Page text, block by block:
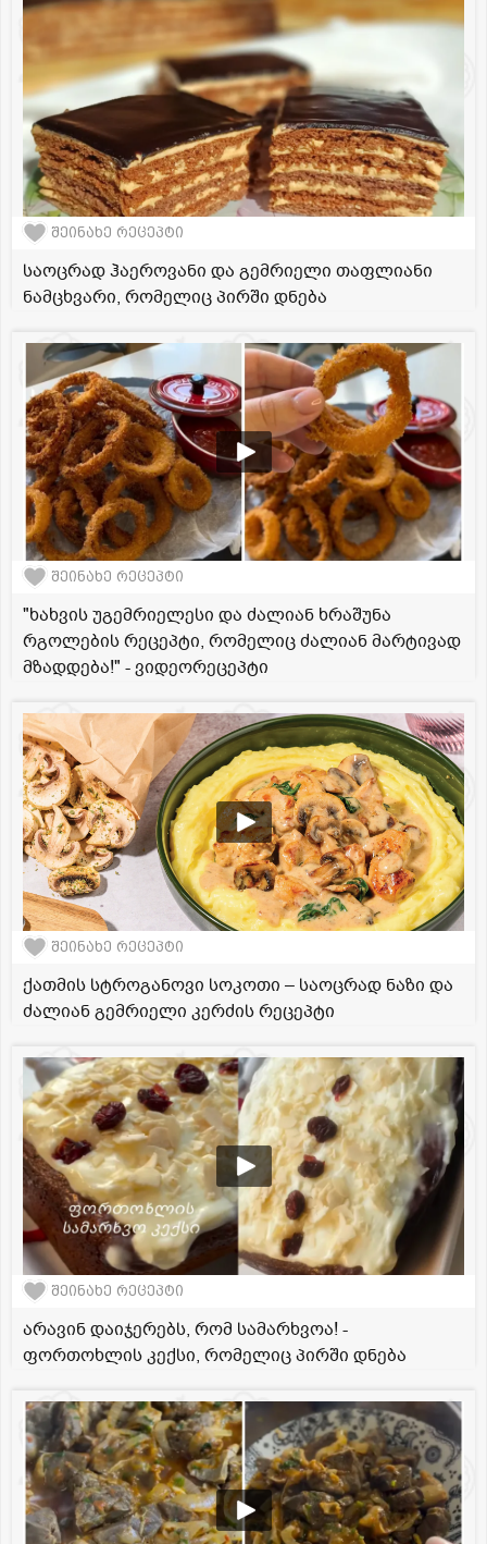
შეინახე რეცეპტი
საოცრად ჰაეროვანი და გემრიელი თაფლიანი
ნამცხვარი, რომელიც პირში დნება
შეინახე რეცეპტი
"ხახვის უგემრიელესი და ძალიან ხრაშუნა
რგოლების რეცეპტი, რომელიც ძალიან მარტივად
მზადდება!" - ვიდეორეცეპტი
შეინახე რეცეპტი
ქათმის სტროგანოვი სოკოთი – საოცრად ნაზი და
ძალიან გემრიელი კერძის რეცეპტი
შეინახე რეცეპტი
არავინ დაიჯერებს, რომ სამარხვოა! -
ფორთოხლის კექსი, რომელიც პირში დნება